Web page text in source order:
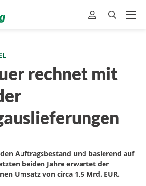
rechnet mit
Auftragsbestand und basierend auf
beiden Jahre erwartet der
Umsatz von circa 1,5 Mrd. EUR.